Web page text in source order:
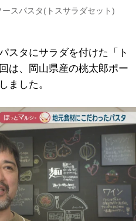
スパスタ(トスサラダセット)
スタにサラダを付けた「ト
は、岡山県産の桃太郎ポー
ました。